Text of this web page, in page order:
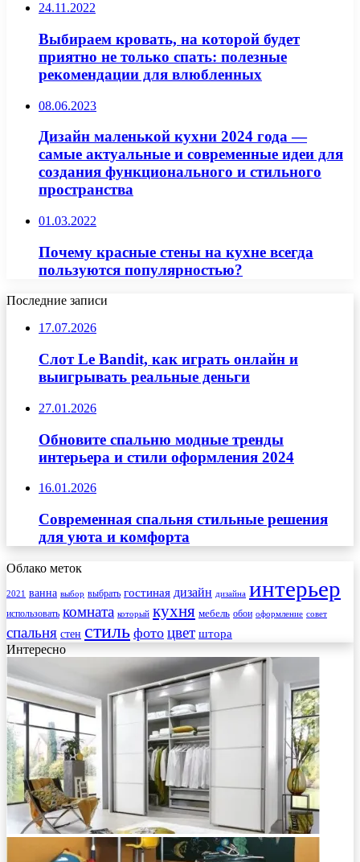
24.11.2022
Выбираем кровать, на которой будет
приятно не только спать: полезные
рекомендации для влюбленных
08.06.2023
Дизайн маленькой кухни 2024 года —
самые актуальные и современные идеи для
создания функционального и стильного
пространства
01.03.2022
Почему красные стены на кухне всегда
пользуются популярностью?
Последние записи
17.07.2026
Слот Le Bandit, как играть онлайн и
выигрывать реальные деньги
27.01.2026
Обновите спальню модные тренды
интерьера и стили оформления 2024
16.01.2026
Современная спальня стильные решения
для уюта и комфорта
Облако меток
2021 ванна выбор выбрать гостиная дизайн дизайна интерьер
использовать комната который кухня мебель обои оформление совет
спальня стен стиль фото цвет штора
Интересно